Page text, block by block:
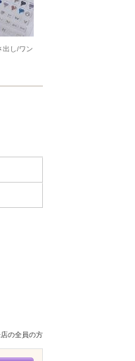
出し/ワン
の全員の方